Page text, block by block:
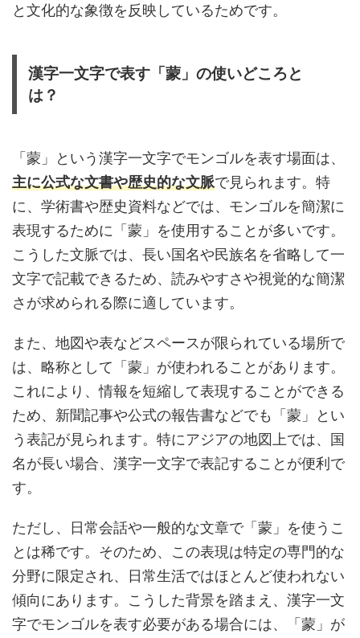
と文化的な象徴を反映しているためです。
漢字一文字で表す「蒙」の使いどころと
は？
「蒙」という漢字一文字でモンゴルを表す場面は、
主に公式な文書や歴史的な文脈で見られます。特
に、学術書や歴史資料などでは、モンゴルを簡潔に
表現するために「蒙」を使用することが多いです。
こうした文脈では、長い国名や民族名を省略して一
文字で記載できるため、読みやすさや視覚的な簡潔
さが求められる際に適しています。
また、地図や表などスペースが限られている場所で
は、略称として「蒙」が使われることがあります。
これにより、情報を短縮して表現することができる
ため、新聞記事や公式の報告書などでも「蒙」とい
う表記が見られます。特にアジアの地図上では、国
名が長い場合、漢字一文字で表記することが便利で
す。
ただし、日常会話や一般的な文章で「蒙」を使うこ
とは稀です。そのため、この表現は特定の専門的な
分野に限定され、日常生活ではほとんど使われない
傾向にあります。こうした背景を踏まえ、漢字一文
字でモンゴルを表す必要がある場合には、「蒙」が